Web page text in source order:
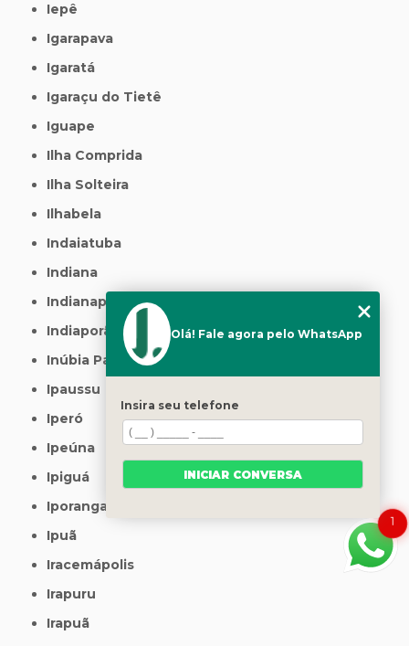
Iepê
Igarapava
Igaratá
Igaraçu do Tietê
Iguape
Ilha Comprida
Ilha Solteira
Ilhabela
Indaiatuba
Indiana
Indianapolis
Indiaporã
Inúbia Paulista
Ipaussu
Iperó
Ipeúna
Ipiguá
Iporanga
Ipuã
Iracemápolis
Irapuru
Irapuã
1
Olá! Fale agora pelo WhatsApp
Insira seu telefone
INICIAR CONVERSA